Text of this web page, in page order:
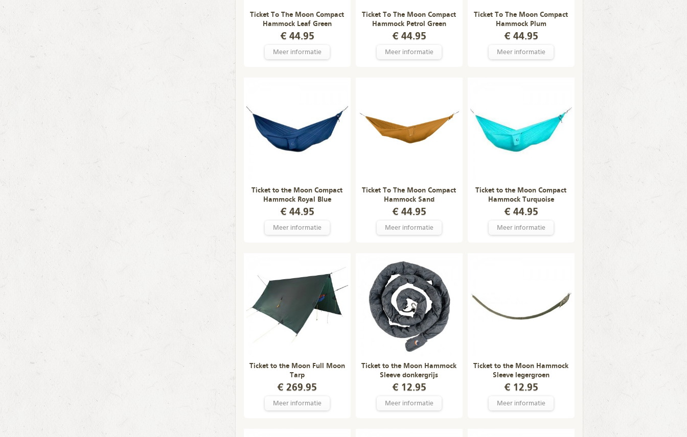
Ticket To The Moon Compact
Hammock Leaf Green
€ 44.95
Meer informatie
Ticket To The Moon Compact
Hammock Petrol Green
€ 44.95
Meer informatie
Ticket To The Moon Compact
Hammock Plum
€ 44.95
Meer informatie
Ticket to the Moon Compact
Hammock Royal Blue
€ 44.95
Meer informatie
Ticket To The Moon Compact
Hammock Sand
€ 44.95
Meer informatie
Ticket to the Moon Compact
Hammock Turquoise
€ 44.95
Meer informatie
Ticket to the Moon Full Moon
Tarp
€ 269.95
Meer informatie
Ticket to the Moon Hammock
Sleeve donkergrijs
€ 12.95
Meer informatie
Ticket to the Moon Hammock
Sleeve legergroen
€ 12.95
Meer informatie